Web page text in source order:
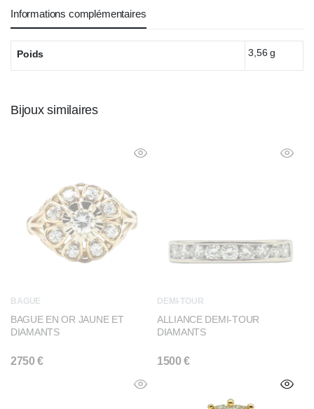
Informations complémentaires
Poids 3,56 g
Bijoux similaires
BAGUE
BAGUE EN OR JAUNE ET
DIAMANTS
2750€
DEMI-TOUR
ALLIANCE DEMI-TOUR
DIAMANTS
1500€